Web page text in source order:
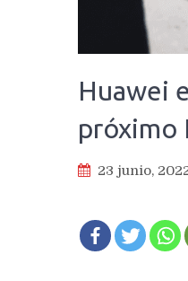
Huawei
próximo
23 junio,